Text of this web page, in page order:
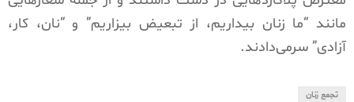
مانند “ما زنان بیداریم، از تبعیض بیزاریم” و “نان، کار،
آزادی” سرمی‌دادند.
تجمع زنان